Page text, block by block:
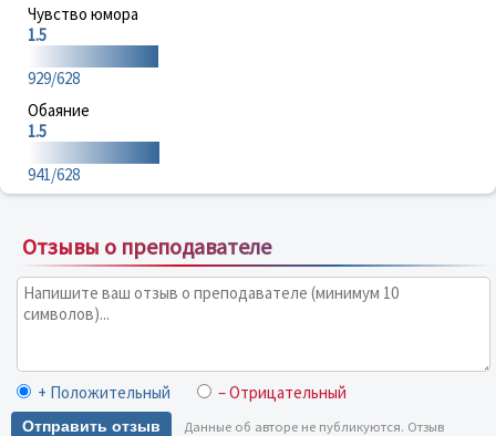
Чувство юмора
1.5
929/628
Обаяние
1.5
941/628
Отзывы о преподавателе
+ Положительный – Отрицательный
Отправить отзыв
Данные об авторе не публикуются. Отзыв